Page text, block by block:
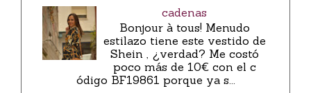
cadenas
Bonjour à tous! Menudo
estilazo tiene este vestido de
Shein , ¿verdad? Me costó
poco más de 10€ con el c
ódigo BF19861 porque ya s...